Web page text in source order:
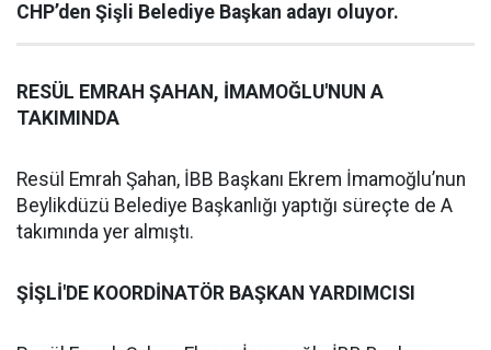
CHP’den Şişli Belediye Başkan adayı oluyor.
RESÜL EMRAH ŞAHAN, İMAMOĞLU'NUN A
TAKIMINDA
Resül Emrah Şahan, İBB Başkanı Ekrem İmamoğlu’nun
Beylikdüzü Belediye Başkanlığı yaptığı süreçte de A
takımında yer almıştı.
ŞİŞLİ'DE KOORDİNATÖR BAŞKAN YARDIMCISI